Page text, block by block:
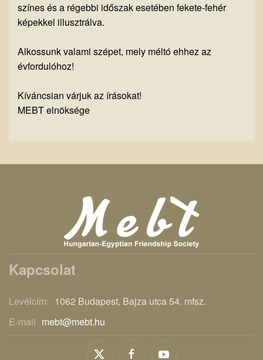
színes és a régebbi időszak esetében fekete-fehér
képekkel illusztrálva.
Alkossunk valami szépet, mely méltó ehhez az
évfordulóhoz!
Kíváncsian várjuk az írásokat!
MEBT elnöksége
Kapcsolat
Levélcím: 1062 Budapest, Bajza utca 54. mfsz.
E-mail mebt@mebt.hu